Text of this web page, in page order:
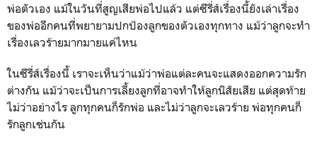
พ่อตัวเอง แม้ในวันที่สูญเสียพ่อไปแล้ว แต่ซีรี่ส์เรื่องนี้ยังเล่าเรื่อง
ของพ่ออีกคนที่พยายามปกป้องลูกของตัวเองทุกทาง แม้ว่าลูกจะทำ
เรื่องเลวร้ายมากมายแค่ไหน
ในซีรี่ส์เรื่องนี้ เราจะเห็นว่าแม้ว่าพ่อแต่ละคนจะแสดงออกความรัก
ต่างกัน แม้ว่าจะเป็นการเลี้ยงลูกที่อาจทำให้ลูกนิสัยเสีย แต่สุดท้าย
ไม่ว่าอย่างไร ลูกทุกคนก็รักพ่อ และไม่ว่าลูกจะเลวร้าย พ่อทุกคนก็
รักลูกเช่นกัน